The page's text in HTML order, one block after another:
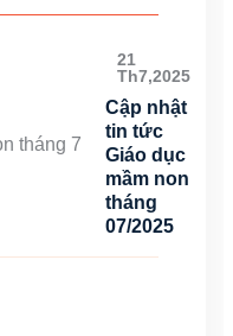
21
Th7,2025
Cập nhật
tin tức
Giáo dục
mầm non
tháng
07/2025